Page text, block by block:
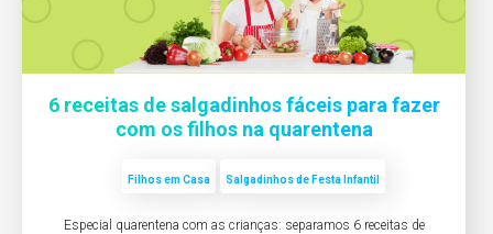
6 receitas de salgadinhos fáceis para fazer
com os filhos na quarentena
Filhos em Casa Salgadinhos de Festa Infantil
Especial quarentena com as crianças: separamos 6 receitas de